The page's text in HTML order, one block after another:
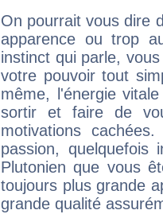
On pourrait vous dire
apparence ou trop
instinct qui parle,
votre pouvoir tout
même, l'énergie
sortir et faire de
motivations
passion, quelquefois
Plutonien que vous
toujours plus grande
grande qualité